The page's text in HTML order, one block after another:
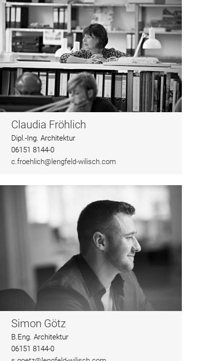
Claudia Fröhlich
Dipl.-Ing. Architektur
06151 8144-0
c.froehlich@lengfeld-wilisch.com
Simon Götz
B.Eng. Architektur
06151 8144-0